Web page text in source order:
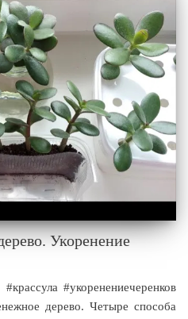
Укоренение
#укоренениечеренков
дерево. Четыре способа